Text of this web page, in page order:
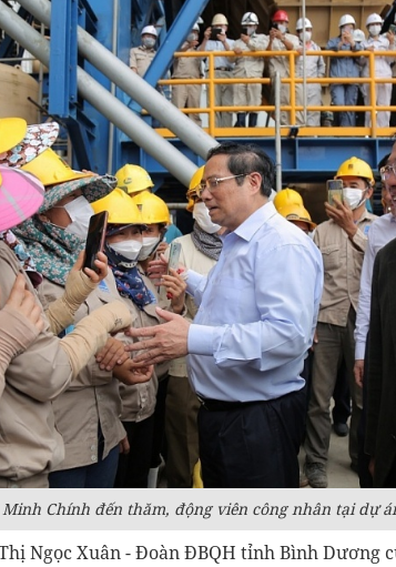
Chính đến thăm, động viên công nhân tại dự
Ngọc Xuân - Đoàn ĐBQH tỉnh Bình Dương